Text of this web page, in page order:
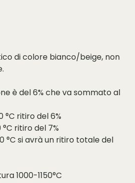
di colore bianco/beige, non
è del 6% che va sommato al
ritiro del 6%
ritiro del 7%
°C si avrà un ritiro totale del
1000-1150°C